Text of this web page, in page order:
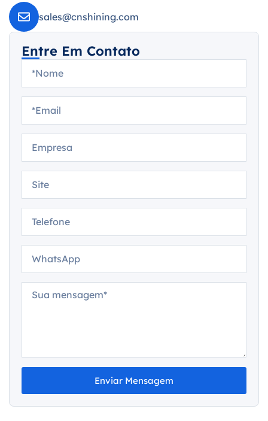
sales@cnshining.com
Entre Em Contato
Enviar Mensagem